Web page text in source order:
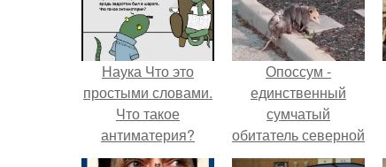
Наука Что это
простыми словами.
Что такое
антиматерия?
Опоссум -
единственный
сумчатый
обитатель северной
америки.